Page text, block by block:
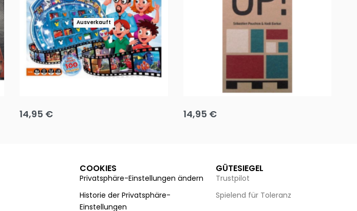
Ausverkauft
14,95 €
Team up
14,95 €
COOKIES
Privatsphäre-Einstellungen ändern
Historie der Privatsphäre-
Einstellungen
GÜTESIEGEL
Trustpilot
Spielend für Toleranz